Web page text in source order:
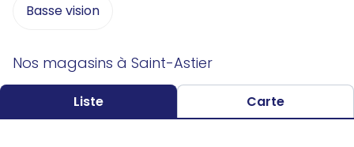
Basse vision
Nos magasins à Saint-Astier
Liste Carte